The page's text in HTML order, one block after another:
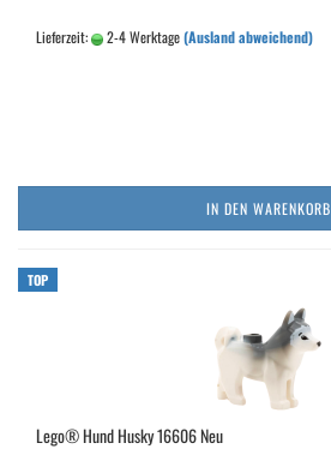
Lieferzeit: 2-4 Werktage(Ausland abweichend)
IN DEN WARENKORB
TOP
Lego® Hund Husky 16606 Neu